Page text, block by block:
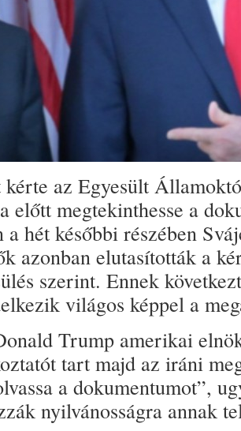
az Egyesült
előtt megtekinthesse a
a hét későbbi részében
azonban elutasították a
szerint. Ennek
világos képpel a
Trump amerikai
tart majd az iráni
a dokumentumot”,
nyilvánosságra annak